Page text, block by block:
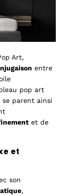
Art,
entre
pop art
parent ainsi
et de
et
son
,